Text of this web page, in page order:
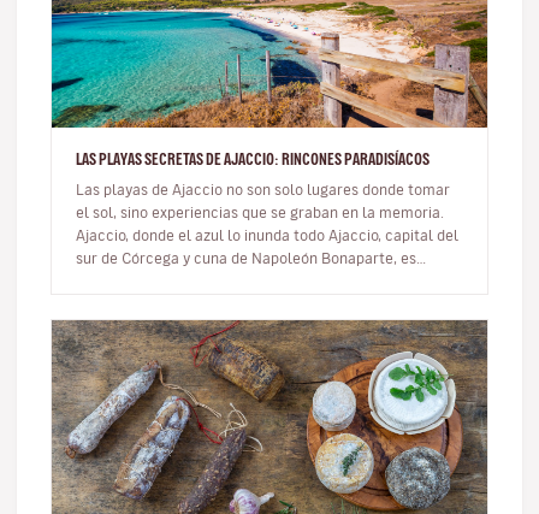
LAS PLAYAS SECRETAS DE AJACCIO: RINCONES PARADISÍACOS
Las playas de Ajaccio no son solo lugares donde tomar
el sol, sino experiencias que se graban en la memoria.
Ajaccio, donde el azul lo inunda todo Ajaccio, capital del
sur de Córcega y cuna de Napoleón Bonaparte, es